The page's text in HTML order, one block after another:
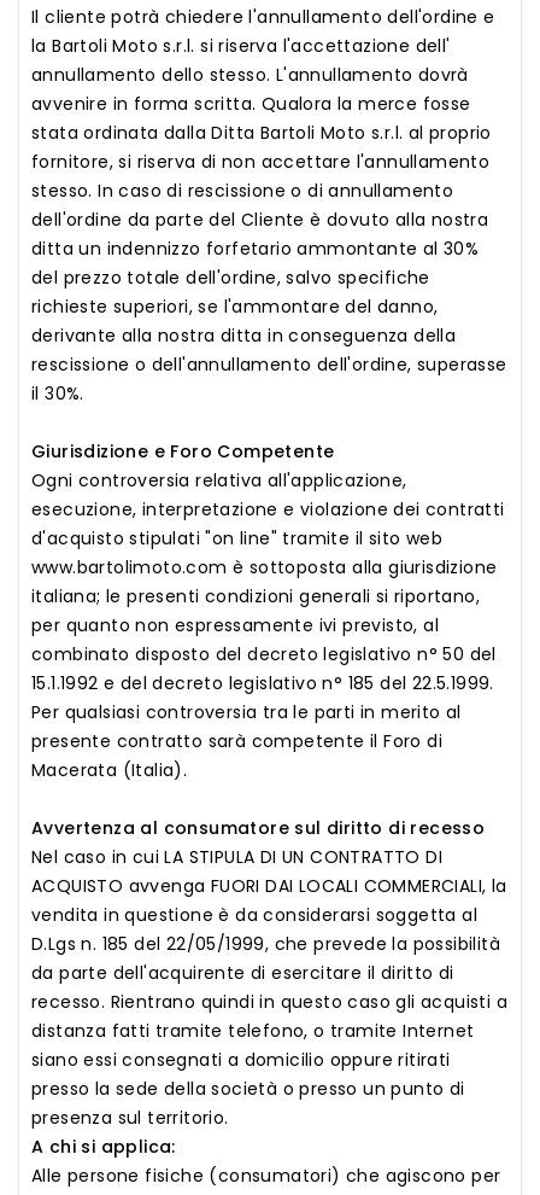
Il cliente potrà chiedere l'annullamento dell'ordine e
la Bartoli Moto s.r.l. si riserva l'accettazione dell'
annullamento dello stesso. L'annullamento dovrà
avvenire in forma scritta. Qualora la merce fosse
stata ordinata dalla Ditta Bartoli Moto s.r.l. al proprio
fornitore, si riserva di non accettare l'annullamento
stesso. In caso di rescissione o di annullamento
dell'ordine da parte del Cliente è dovuto alla nostra
ditta un indennizzo forfetario ammontante al 30%
del prezzo totale dell'ordine, salvo specifiche
richieste superiori, se l'ammontare del danno,
derivante alla nostra ditta in conseguenza della
rescissione o dell'annullamento dell'ordine, superasse
il 30%.
Giurisdizione e Foro Competente
Ogni controversia relativa all'applicazione,
esecuzione, interpretazione e violazione dei contratti
d'acquisto stipulati "on line" tramite il sito web
www.bartolimoto.com è sottoposta alla giurisdizione
italiana; le presenti condizioni generali si riportano,
per quanto non espressamente ivi previsto, al
combinato disposto del decreto legislativo n° 50 del
15.1.1992 e del decreto legislativo n° 185 del 22.5.1999.
Per qualsiasi controversia tra le parti in merito al
presente contratto sarà competente il Foro di
Macerata (Italia).
Avvertenza al consumatore sul diritto di recesso
Nel caso in cui LA STIPULA DI UN CONTRATTO DI
ACQUISTO avvenga FUORI DAI LOCALI COMMERCIALI, la
vendita in questione è da considerarsi soggetta al
D.Lgs n. 185 del 22/05/1999, che prevede la possibilità
da parte dell'acquirente di esercitare il diritto di
recesso. Rientrano quindi in questo caso gli acquisti a
distanza fatti tramite telefono, o tramite Internet
siano essi consegnati a domicilio oppure ritirati
presso la sede della società o presso un punto di
presenza sul territorio.
A chi si applica:
Alle persone fisiche (consumatori) che agiscono per